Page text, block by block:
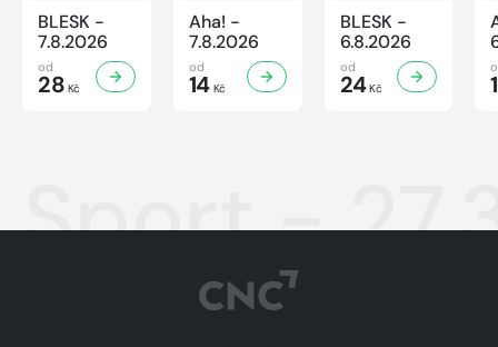
BLESK -
7.8.2026
od
28 Kč
Aha! -
7.8.2026
od
14Kč
BLESK -
6.8.2026
od
24Kč
Sport -